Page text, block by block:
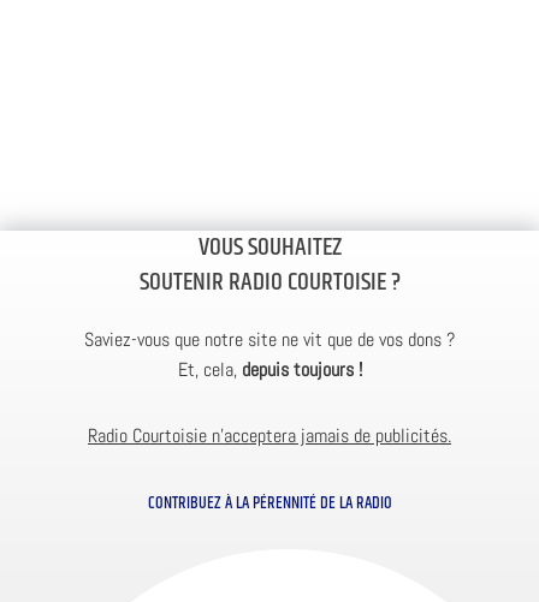
VOUS SOUHAITEZ
SOUTENIR RADIO COURTOISIE ?
Saviez-vous que notre site ne vit que de vos dons ?
Et, cela, depuis toujours !
Radio Courtoisie n’acceptera jamais de publicités.
CONTRIBUEZ À LA PÉRENNITÉ DE LA RADIO